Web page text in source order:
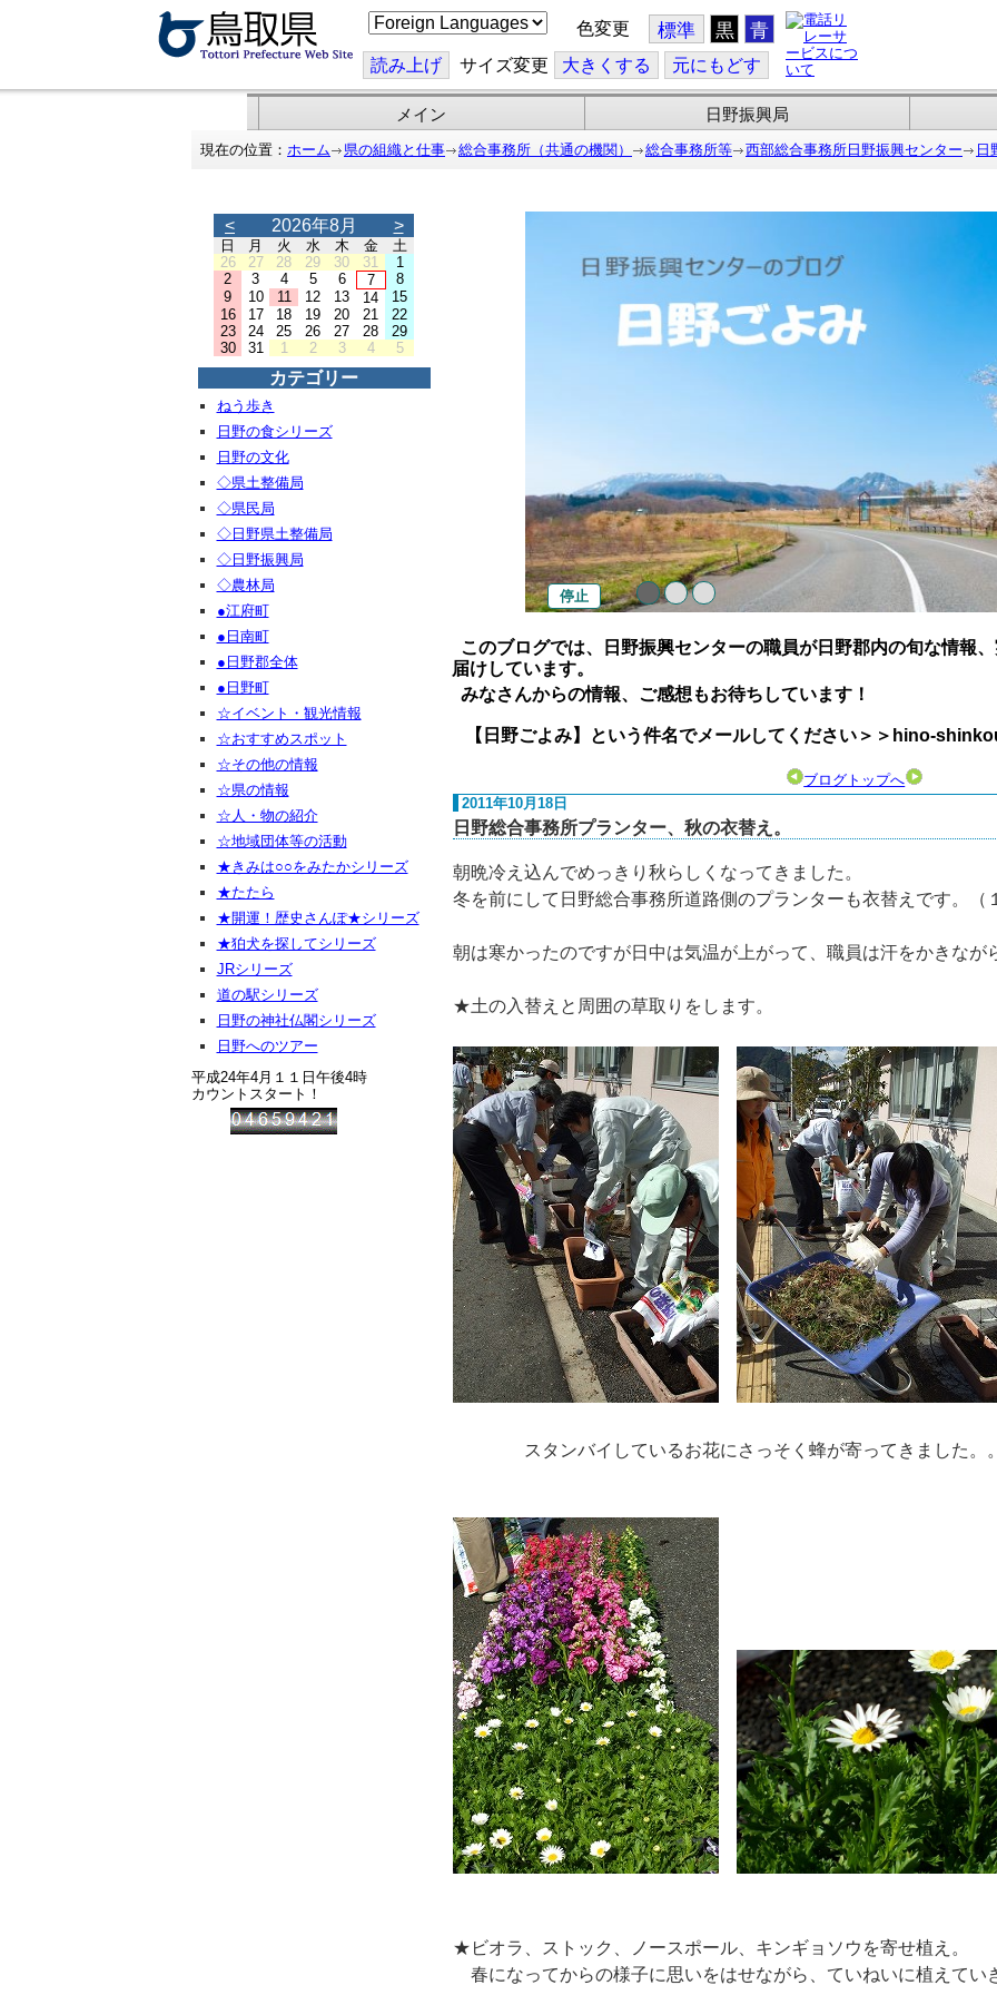
こ
の
ジ
を
訳
す
色変更 標準 黒 青
読み上げ サイズ変更 大きくする 元にもどす
メイン 日野振興局
現在の位置： ホーム 県の組織と仕事 総合事務所（共通の機関） 総合事務所等 西部総合事務所日野振興センター 日
< 2026年8月 >
日 月 火 水 木 金
土
26
27 28 29 30 31
1
2
3 4 5 6 7
8
9
10 11 12 13 14
15
16
17 18 19 20 21
22
23
24 25 26 27 28
29
30
31 1 2 3 4 5
カテゴリー
ねう歩き
日野の食シリーズ
日野の文化
◇県土整備局
◇県民局
◇日野県土整備局
◇日野振興局
◇農林局
●江府町
●日南町
●日野郡全体
●日野町
☆イベント・観光情報
☆おすすめスポット
☆その他の情報
☆県の情報
☆人・物の紹介
☆地域団体等の活動
★きみは○○をみたかシリーズ
★たたら
★開運！歴史さんぽ★シリーズ
★狛犬を探してシリーズ
JRシリーズ
道の駅シリーズ
日野の神社仏閣シリーズ
日野へのツアー
平成24年4月１１日午後4時
カウントスタート！
停止
このブログでは、日野振興センターの職員が日野郡内の旬な情報
届けしています。
みなさんからの情報、ご感想もお待ちしています！
【日野ごよみ】という件名でメールしてください＞＞hino-
ブログトップへ
2011年10月18日
日野総合事務所プランター、秋の衣替え。
朝晩冷え込んでめっきり秋らしくなってきました。
冬を前にして日野総合事務所道路側のプランターも衣替えです。（
朝は寒かったのですが日中は気温が上がって、職員は汗をかきなが
★土の入替えと周囲の草取りをします。
スタンバイしているお花にさっそく蜂が寄ってきました。
★ビオラ、ストック、ノースポール、キンギョソウを寄せ植え。
春になってからの様子に思いをはせながら、ていねいに植えてい